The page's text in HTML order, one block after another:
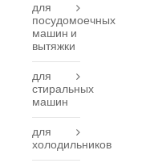
для
посудомоечных
машин и
вытяжки
для
стиральных
машин
для
холодильников